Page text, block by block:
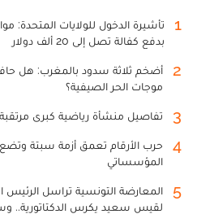
1
بدفع كفالة تصل إلى 20 ألف دولار
2
أضخم ثلاثة سدود بالمغرب: هل
موجات الحر الصيفية؟
3 تفاصيل منشأة رياضية كبرى مرتقبة
4
حرب الأرقام تعمق أزمة سبتة
المؤسساتي
5
المعارضة التونسية تراسل الرئيس
لقيس سعيد يكرس الدكتاتورية..